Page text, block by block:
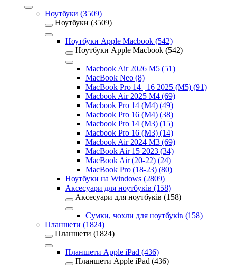
Ноутбуки (3509)
Ноутбуки (3509)
Ноутбуки Apple Macbook (542)
Ноутбуки Apple Macbook (542)
Macbook Air 2026 M5 (51)
MacBook Neo (8)
MacBook Pro 14 | 16 2025 (M5) (91)
Macbook Air 2025 M4 (69)
Macbook Pro 14 (M4) (49)
Macbook Pro 16 (M4) (38)
Macbook Pro 14 (M3) (15)
Macbook Pro 16 (M3) (14)
Macbook Air 2024 M3 (69)
MacBook Air 15 2023 (34)
MacBook Air (20-22) (24)
MacBook Pro (18-23) (80)
Ноутбуки на Windows (2809)
Аксесуари для ноутбуків (158)
Аксесуари для ноутбуків (158)
Сумки, чохли для ноутбуків (158)
Планшети (1824)
Планшети (1824)
Планшети Apple iPad (436)
Планшети Apple iPad (436)